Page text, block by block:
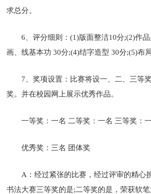
求总分。
6、评分细则：(1)版面整洁10分;(2)作品
画、线基本功 30分;(4)结字造型 30分;(5)布
7、奖项设置：比赛将设一、二、三等
奖。并在校园网上展示优秀作品。
一等奖：一名 二等奖：一名 三等奖：
优秀奖：三名 团体奖
A：经过紧张的比赛，经过评审的精心
书法大赛三等奖的是;二等奖的是，荣获软笔